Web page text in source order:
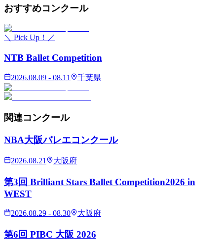
おすすめコンクール
＼ Pick Up！／
NTB Ballet Competition
2026.08.09 - 08.11 千葉県
関連コンクール
NBA大阪バレエコンクール
2026.08.21 大阪府
第3回 Brilliant Stars Ballet Competition2026 in
WEST
2026.08.29 - 08.30 大阪府
第6回 PIBC 大阪 2026